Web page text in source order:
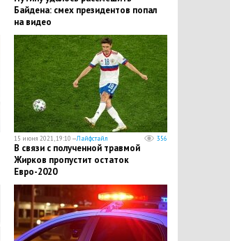
Байдена: смех президентов попал
на видео
15 июня 2021, 19:10 —Лайфстайл 356
В связи с полученной травмой
Жирков пропустит остаток
Евро-2020